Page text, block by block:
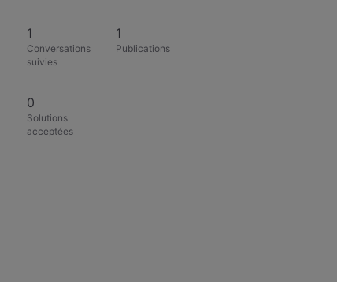
1
Conversations
suivies
1
Publications
0
Solutions
acceptées